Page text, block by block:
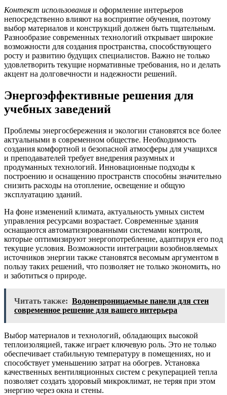
Контекст использования и оформление интерьеров
непосредственно влияют на восприятие обучения, поэтому
выбор материалов и конструкций должен быть тщательным.
Разнообразие современных технологий открывает широкие
возможности для создания пространства, способствующего
росту и развитию будущих специалистов. Важно не только
удовлетворить текущие нормативные требования, но и делать
акцент на долговечности и надежности решений.
Энергоэффективные решения для
учебных заведений
Проблемы энергосбережения и экологии становятся все более
актуальными в современном обществе. Необходимость
создания комфортной и безопасной атмосферы для учащихся
и преподавателей требует внедрения разумных и
продуманных технологий. Инновационные подходы к
построению и оснащению пространств способны значительно
снизить расходы на отопление, освещение и общую
эксплуатацию зданий.
На фоне изменений климата, актуальность умных систем
управления ресурсами возрастает. Современные здания
оснащаются автоматизированными системами контроля,
которые оптимизируют энергопотребление, адаптируя его под
текущие условия. Возможности интеграции возобновляемых
источников энергии также становятся весомым аргументом в
пользу таких решений, что позволяет не только экономить, но
и заботиться о природе.
Читать также: Водонепроницаемые панели для стен
современное решение для вашего интерьера
Выбор материалов и технологий, обладающих высокой
теплоизоляцией, также играет ключевую роль. Это не только
обеспечивает стабильную температуру в помещениях, но и
способствует уменьшению затрат на обогрев. Установка
качественных вентиляционных систем с рекуперацией тепла
позволяет создать здоровый микроклимат, не теряя при этом
энергию через окна и стены.